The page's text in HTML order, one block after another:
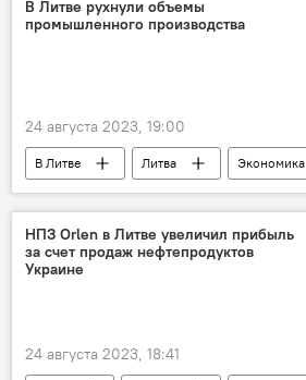
В Литве рухнули объемы
промышленного производства
24 августа 2023, 19:00
В Литве Литва
Экономика
экономика
промышленность
производство
НПЗ Orlen в Литве увеличил прибыль
за счет продаж нефтепродуктов
Украине
24 августа 2023, 18:41